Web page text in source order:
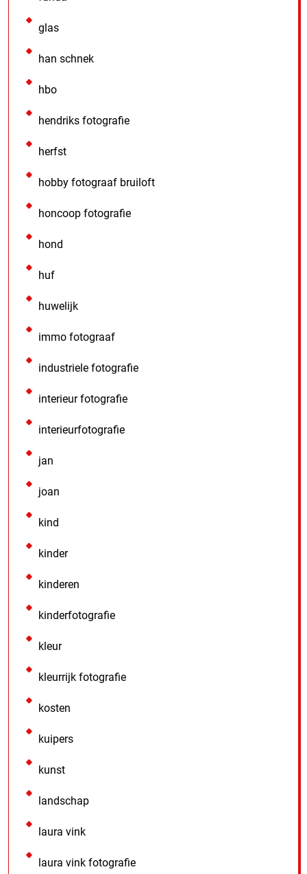
glas
han schnek
hbo
hendriks fotografie
herfst
hobby fotograaf bruiloft
honcoop fotografie
hond
huf
huwelijk
immo fotograaf
industriele fotografie
interieur fotografie
interieurfotografie
jan
joan
kind
kinder
kinderen
kinderfotografie
kleur
kleurrijk fotografie
kosten
kuipers
kunst
landschap
laura vink
laura vink fotografie